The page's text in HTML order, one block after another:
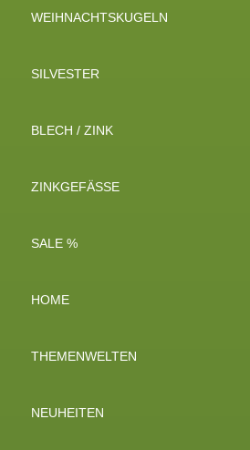
WEIHNACHTSKUGELN
SILVESTER
BLECH / ZINK
ZINKGEFÄSSE
SALE %
HOME
THEMENWELTEN
NEUHEITEN